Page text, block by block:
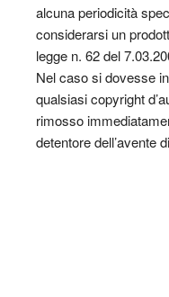
alcuna periodicità
considerarsi un
legge n. 62 del
Nel caso si dovesse
qualsiasi copyright
rimosso
detentore dell’avente